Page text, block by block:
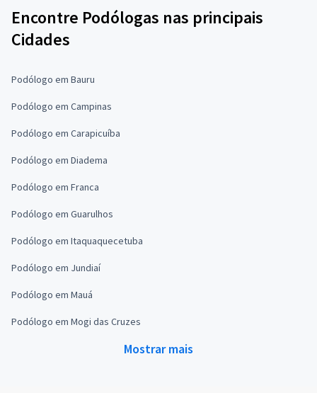
Encontre Podólogas nas principais
Cidades
Podólogo em Bauru
Podólogo em Campinas
Podólogo em Carapicuíba
Podólogo em Diadema
Podólogo em Franca
Podólogo em Guarulhos
Podólogo em Itaquaquecetuba
Podólogo em Jundiaí
Podólogo em Mauá
Podólogo em Mogi das Cruzes
Mostrar mais